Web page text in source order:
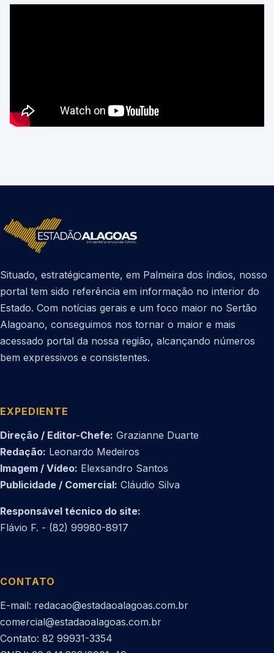
Situado, estratégicamente, em Palmeira dos índios, nosso
portal tem sido referência em informação no interior do
Estado. Com notícias gerais e um foco maior no Sertão
Alagoano, conseguimos nos tornar o maior e mais
acessado portal da nossa região, alcançando números
bem expressivos e consistentes.
EXPEDIENTE
Direção / Editor-Chefe: Grazianne Duarte
Redação: Leonardo Medeiros
Imagem / Vídeo: Elexsandro Santos
Publicidade / Comercial: Cláudio Silva
Responsável técnico do site:
Flávio F. - (82) 99980-8917
CONTATO
E-mail: redacao@estadaoalagoas.com.br
comercial@estadaoalagoas.com.br
Contato: 82 99931-3354